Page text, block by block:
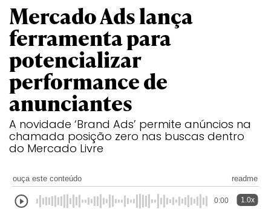
Mercado Ads lança
ferramenta para
potencializar
performance de
anunciantes
A novidade ‘Brand Ads’ permite anúncios na
chamada posição zero nas buscas dentro
do Mercado Livre
ouça este conteúdo readme
0:00 1.0x